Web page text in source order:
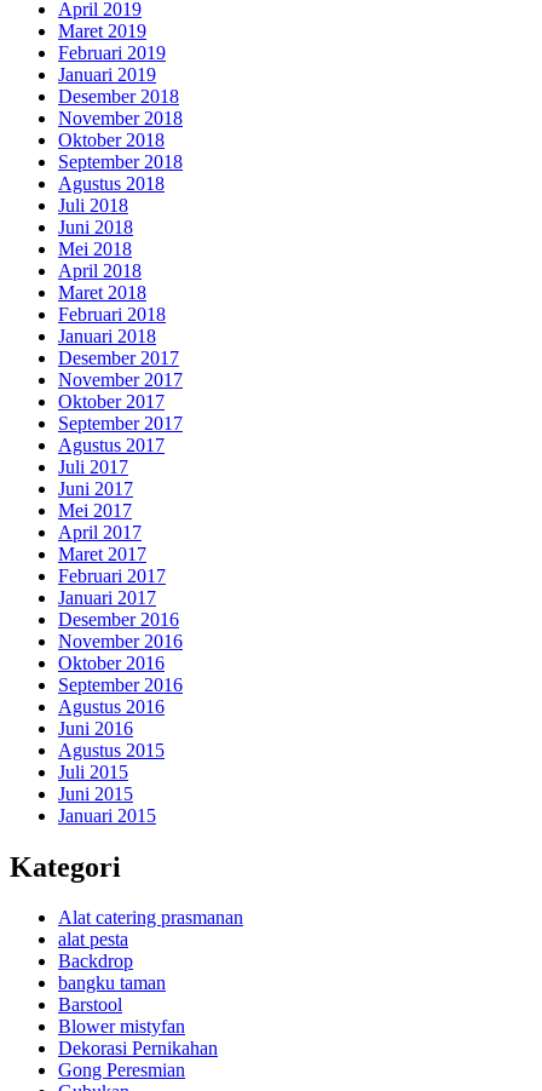
April 2019
Maret 2019
Februari 2019
Januari 2019
Desember 2018
November 2018
Oktober 2018
September 2018
Agustus 2018
Juli 2018
Juni 2018
Mei 2018
April 2018
Maret 2018
Februari 2018
Januari 2018
Desember 2017
November 2017
Oktober 2017
September 2017
Agustus 2017
Juli 2017
Juni 2017
Mei 2017
April 2017
Maret 2017
Februari 2017
Januari 2017
Desember 2016
November 2016
Oktober 2016
September 2016
Agustus 2016
Juni 2016
Agustus 2015
Juli 2015
Juni 2015
Januari 2015
Kategori
Alat catering prasmanan
alat pesta
Backdrop
bangku taman
Barstool
Blower mistyfan
Dekorasi Pernikahan
Gong Peresmian